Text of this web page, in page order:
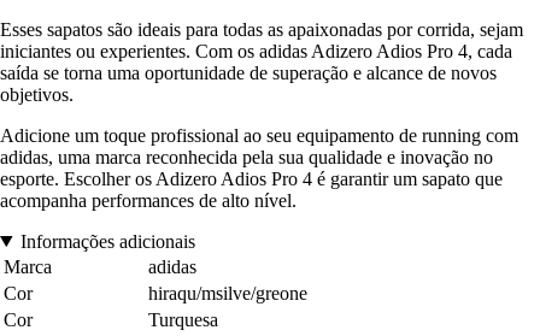
Esses sapatos são ideais para todas as apaixonadas por corrida, sejam
iniciantes ou experientes. Com os adidas Adizero Adios Pro 4, cada
saída se torna uma oportunidade de superação e alcance de novos
objetivos.
Adicione um toque profissional ao seu equipamento de running com
adidas, uma marca reconhecida pela sua qualidade e inovação no
esporte. Escolher os Adizero Adios Pro 4 é garantir um sapato que
acompanha performances de alto nível.
Informações adicionais
Marca
adidas
Cor
hiraqu/msilve/greone
Cor
Turquesa